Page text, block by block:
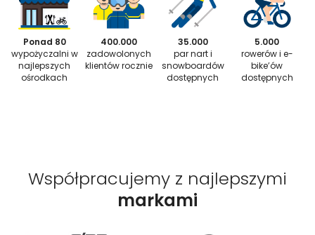
Ponad 80
wypożyczalni w
najlepszych
ośrodkach
400.000
zadowolonych
klientów rocznie
35.000
par nart i
snowboardów
dostępnych
5.000
rowerów i e-
bike’ów
dostępnych
Współpracujemy z najlepszymi
markami